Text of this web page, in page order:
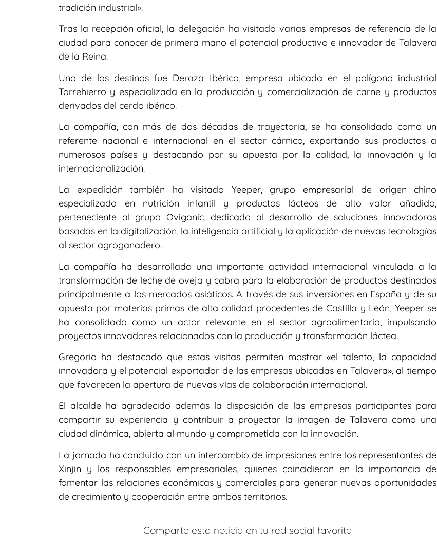
tradición industrial».
Tras la recepción oficial, la delegación ha visitado varias empresas de referencia de la
ciudad para conocer de primera mano el potencial productivo e innovador de Talavera
de la Reina.
Uno de los destinos fue Deraza Ibérico, empresa ubicada en el polígono industrial
Torrehierro y especializada en la producción y comercialización de carne y productos
derivados del cerdo ibérico.
La compañía, con más de dos décadas de trayectoria, se ha consolidado como un
referente nacional e internacional en el sector cárnico, exportando sus productos a
numerosos países y destacando por su apuesta por la calidad, la innovación y la
internacionalización.
La expedición también ha visitado Yeeper, grupo empresarial de origen chino
especializado en nutrición infantil y productos lácteos de alto valor añadido,
perteneciente al grupo Oviganic, dedicado al desarrollo de soluciones innovadoras
basadas en la digitalización, la inteligencia artificial y la aplicación de nuevas tecnologías
al sector agroganadero.
La compañía ha desarrollado una importante actividad internacional vinculada a la
transformación de leche de oveja y cabra para la elaboración de productos destinados
principalmente a los mercados asiáticos. A través de sus inversiones en España y de su
apuesta por materias primas de alta calidad procedentes de Castilla y León, Yeeper se
ha consolidado como un actor relevante en el sector agroalimentario, impulsando
proyectos innovadores relacionados con la producción y transformación láctea.
Gregorio ha destacado que estas visitas permiten mostrar «el talento, la capacidad
innovadora y el potencial exportador de las empresas ubicadas en Talavera», al tiempo
que favorecen la apertura de nuevas vías de colaboración internacional.
El alcalde ha agradecido además la disposición de las empresas participantes para
compartir su experiencia y contribuir a proyectar la imagen de Talavera como una
ciudad dinámica, abierta al mundo y comprometida con la innovación.
La jornada ha concluido con un intercambio de impresiones entre los representantes de
Xinjin y los responsables empresariales, quienes coincidieron en la importancia de
fomentar las relaciones económicas y comerciales para generar nuevas oportunidades
de crecimiento y cooperación entre ambos territorios.
Comparte esta noticia en tu red social favorita